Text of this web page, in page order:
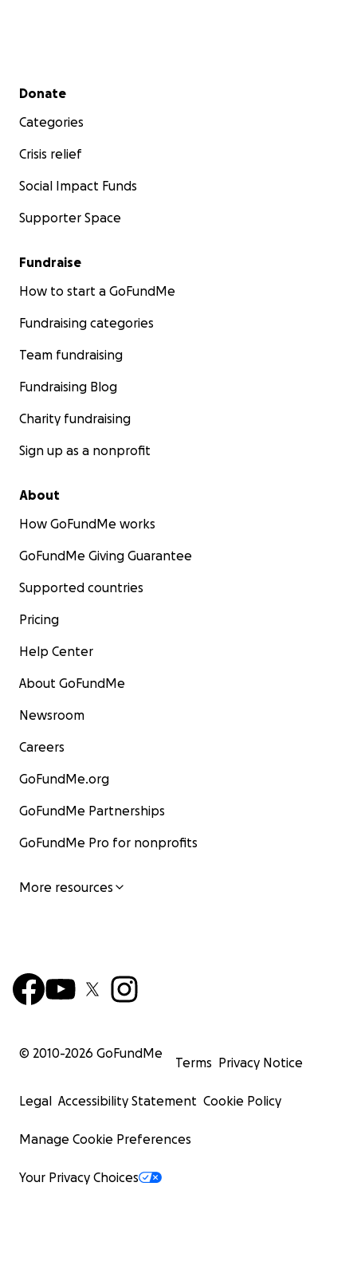
Secondary menu
Donate
Categories
Crisis relief
Social Impact Funds
Supporter Space
Fundraise
How to start a GoFundMe
Fundraising categories
Team fundraising
Fundraising Blog
Charity fundraising
Sign up as a nonprofit
About
How GoFundMe works
GoFundMe Giving Guarantee
Supported countries
Pricing
Help Center
About GoFundMe
Newsroom
Careers
GoFundMe.org
GoFundMe Partnerships
GoFundMe Pro for nonprofits
More resources
© 2010-2026 GoFundMe
Terms Privacy Notice
Legal Accessibility Statement Cookie Policy
Manage Cookie Preferences
Your Privacy Choices